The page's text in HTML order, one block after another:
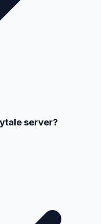
server?